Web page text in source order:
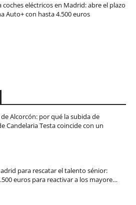
coches eléctricos en Madrid: abre el plazo
Auto+ con hasta 4.500 euros
Alcorcón: por qué la subida de
Candelaria Testa coincide con un
para rescatar el talento sénior:
euros para reactivar a los mayore…